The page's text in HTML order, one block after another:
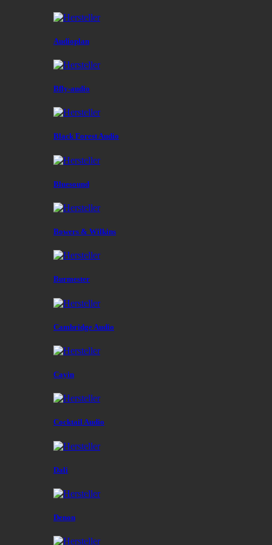
Audioplan
Bfly-audio
Black Forest Audio
Bluesound
Bowers & Wilkins
Burmester
Cambridge Audio
Cayin
Cocktail Audio
Dali
Denon